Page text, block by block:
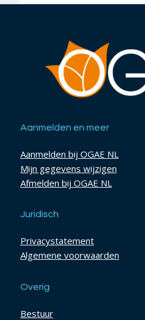
Aanmelden en meer
Aanmelden bij OGAE NL
Mijn gegevens wijzigen
Afmelden bij OGAE NL
Juridisch
Privacystatement
Algemene voorwaarden
Overig
Bestuur